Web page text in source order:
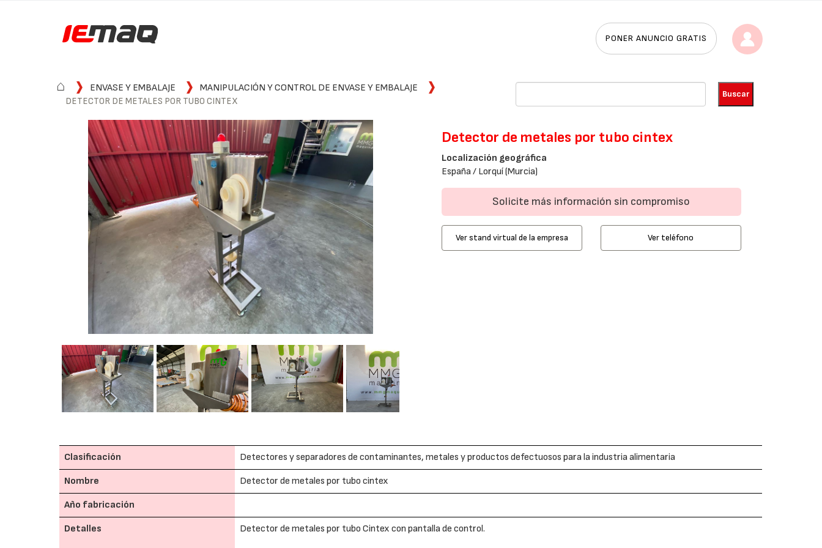
PONER ANUNCIO GRATIS
⌂ ENVASE Y EMBALAJE
MANIPULACIÓN Y CONTROL DE ENVASE Y EMBALAJE
DETECTOR DE METALES POR TUBO CINTEX
Detector de metales por tubo cintex
Localización geográfica
España / Lorquí (Murcia)
Solicite más información sin compromiso
Ver stand virtual de la empresa Ver teléfono
Clasificación Detectores y separadores de contaminantes, metales y productos defectuosos para la industria alimentaria
Nombre Detector de metales por tubo cintex
Año fabricación
Detalles Detector de metales por tubo Cintex con pantalla de control.